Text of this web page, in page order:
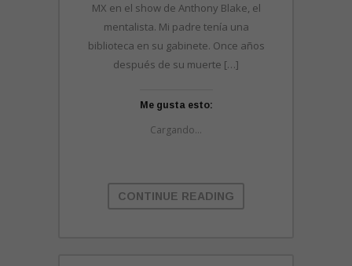
MX en el show de Anthony Blake, el
mentalista. Mi padre tenía una
biblioteca en su gabinete. Once años
después de su muerte […]
Me gusta esto:
Cargando...
CONTINUE READING